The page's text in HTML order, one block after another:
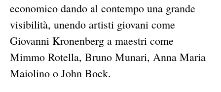
economico dando al contempo una grande
visibilità, unendo artisti giovani come
Giovanni Kronenberg a maestri come
Mimmo Rotella, Bruno Munari, Anna Maria
Maiolino o John Bock.